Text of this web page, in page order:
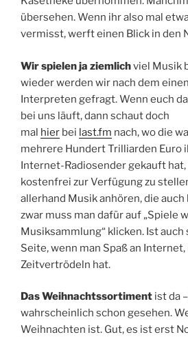
übersehen. Wenn ihr also mal
vermisst, werft einen Blick in den
Wir spielen ja ziemlichviel Musik
wieder werden wir nach dem
Interpreten gefragt. Wenn euch
bei uns läuft, dann schaut doch
mal hier bei last.fm nach, wo die
mehrere Hundert Trilliarden Euro
Internet-Radiosender gekauft hat,
kostenfrei zur Verfügung zu
allerhand Musik anhören, die auch
zwar muss man dafür auf „Spiele
Musiksammlung“ klicken. Ist
Seite, wenn man Spaß an
Zeitvertrödeln hat.
Das Weihnachtssortiment ist da
wahrscheinlich schon gesehen.
Weihnachten ist. Gut, es ist erst